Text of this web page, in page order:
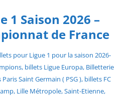
1 Saison 2026 –
de France
pour Ligue 1 pour la saison 2026-
billets Ligue Europa, Billetterie
Saint Germain ( PSG ), billets FC
Lille Métropole, Saint-Etienne,